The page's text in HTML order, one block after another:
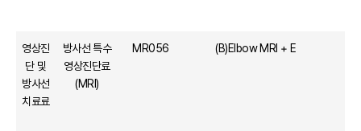
영상진
단 및
방사선
치료료
방사선 특수
영상진단료
(MRI)
MR056 (B)Elbow MRI + E